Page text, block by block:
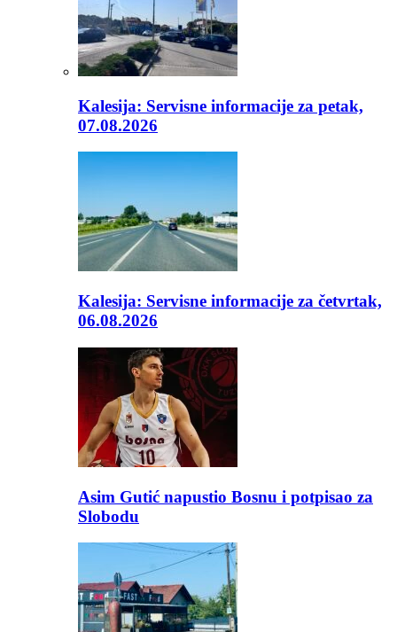
Kalesija: Servisne informacije za petak,
07.08.2026
Kalesija: Servisne informacije za četvrtak,
06.08.2026
Asim Gutić napustio Bosnu i potpisao za
Slobodu